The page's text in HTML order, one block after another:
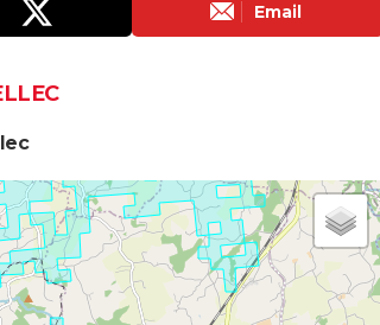
Email